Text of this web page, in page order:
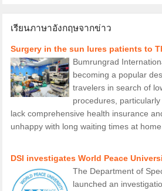
เรียนภาษาอังกฤษจากข่าว
Surgery in the sun lures patients to
Bumrungrad
becoming a popular
travelers in search of
procedures,
lack comprehensive health insurance
unhappy with long waiting times at
DSI investigates World Peace
The Department of
launched an